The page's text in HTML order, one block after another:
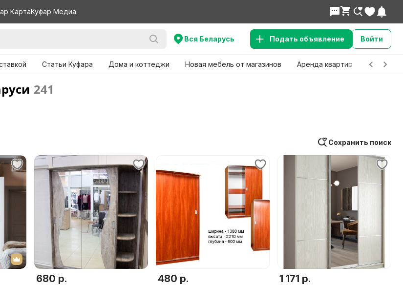
КартаКуфар Медиа
Вся Беларусь Подать объявление Войти
Статьи Куфара Дома и коттеджи Новая мебель от магазинов Аренда квартир Детские
241
Сохранить поиск
680 р. 480 р. 1 171 р.